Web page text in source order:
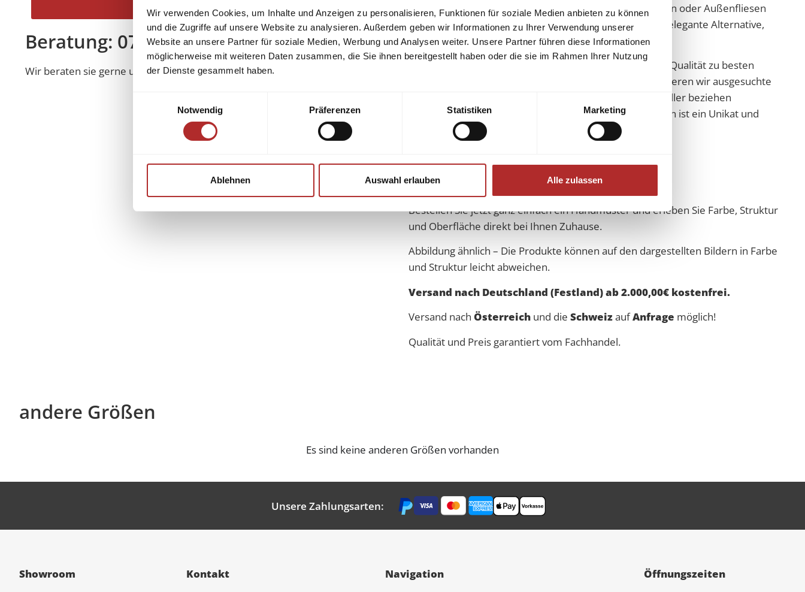
Wir verwenden Cookies, um Inhalte und Anzeigen zu personalisieren, Funktionen für soziale Medien anbieten zu können
und die Zugriffe auf unsere Website zu analysieren. Außerdem geben wir Informationen zu Ihrer Verwendung unserer
Website an unsere Partner für soziale Medien, Werbung und Analysen weiter. Unsere Partner führen diese Informationen
möglicherweise mit weiteren Daten zusammen, die Sie ihnen bereitgestellt haben oder die sie im Rahmen Ihrer Nutzung
der Dienste gesammelt haben.
Notwendig
Präferenzen Statistiken Marketing
Ablehnen Auswahl erlauben Alle zulassen
Beratung: 07022 90 56 08
Wir beraten sie gerne und kompetent!
funktionale Oberflächen wie Arbeitsflächen,
Bodenfliesen oder Außenfliesen
verwendet. Fliesen ausGranit sind eine dauerhafte und elegante Alternative,
Eleganz in Ihr Zuhause zu bringen.
Granit
fliesen aus Indien sind die beste Wahl für höchste Qualität zu besten
Preisen. Durch unsere persönliche Präsenz vor Ort offerieren wir ausgesuchte
Sorten in feinster Bearbeitung. Da wir direkt vom Hersteller beziehen
bekommen Sie so die besten Preise. Jede unserer Fliesen ist ein Unikat und
handverlesen.
Bestellen Sie jetzt ganz einfach ein Handmuster und erleben Sie Farbe, Struktur
und Oberfläche direkt bei Ihnen Zuhause.
Abbildung ähnlich – Die Produkte können auf den dargestellten Bildern in Farbe
und Struktur leicht abweichen.
Versand nach Deutschland (Festland) ab 2.000,00€ kostenfrei.
Versand nach Österreich und die SchweizaufAnfrage möglich!
Qualität und Preis garantiert vom Fachhandel.
andere Größen
Es sind keine anderen Größen vorhanden
Unsere Zahlungsarten:
Showroom
Kontakt
Navigation
Öffnungszeiten